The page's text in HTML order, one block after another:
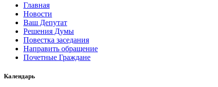
Главная
Новости
Ваш Депутат
Решения Думы
Повестка заседания
Направить обращение
Почетные Граждане
Календарь